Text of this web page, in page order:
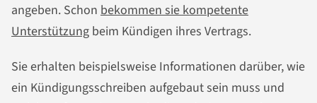
angeben. Schon bekommen sie kompetente
Unterstützung beim Kündigen ihres Vertrags.
Sie erhalten beispielsweise Informationen darüber, wie
ein Kündigungsschreiben aufgebaut sein muss und